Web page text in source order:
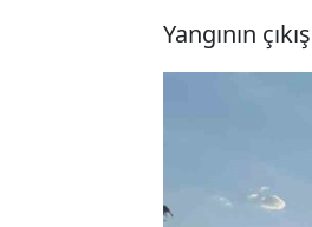
Yangının